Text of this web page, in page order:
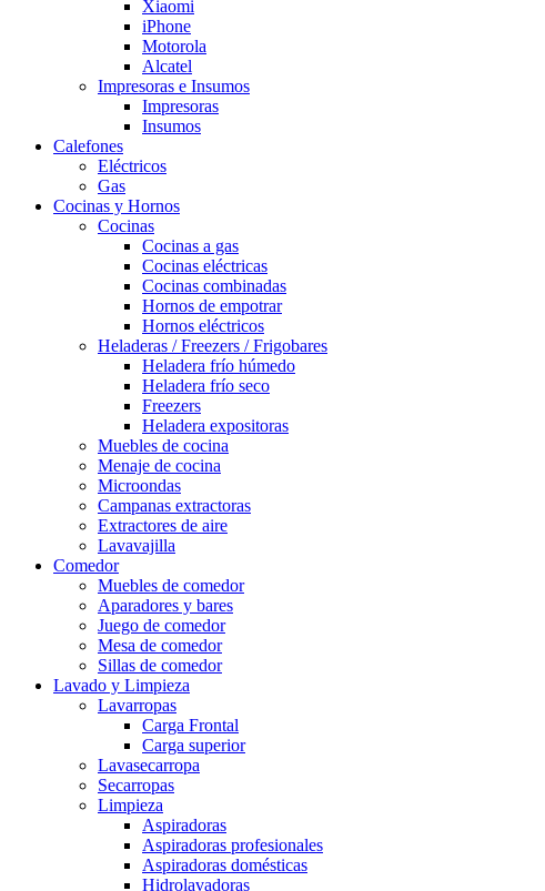
Xiaomi
iPhone
Motorola
Alcatel
Impresoras e Insumos
Impresoras
Insumos
Calefones
Eléctricos
Gas
Cocinas y Hornos
Cocinas
Cocinas a gas
Cocinas eléctricas
Cocinas combinadas
Hornos de empotrar
Hornos eléctricos
Heladeras / Freezers / Frigobares
Heladera frío húmedo
Heladera frío seco
Freezers
Heladera expositoras
Muebles de cocina
Menaje de cocina
Microondas
Campanas extractoras
Extractores de aire
Lavavajilla
Comedor
Muebles de comedor
Aparadores y bares
Juego de comedor
Mesa de comedor
Sillas de comedor
Lavado y Limpieza
Lavarropas
Carga Frontal
Carga superior
Lavasecarropa
Secarropas
Limpieza
Aspiradoras
Aspiradoras profesionales
Aspiradoras domésticas
Hidrolavadoras